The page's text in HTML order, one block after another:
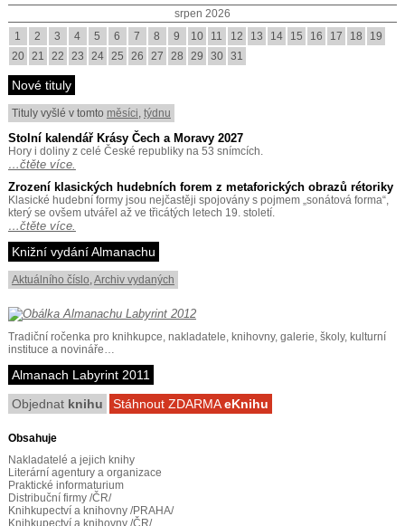
srpen 2026
1
2 3 4 5 6 7 8 9 10 11 12 13 14 15 16 17 18
19
20 21 22 23 24 25 26 27 28 29 30 31
Nové tituly
Tituly vyšlé v tomto měsíci, týdnu
Stolní kalendář Krásy Čech a Moravy 2027
Hory i doliny z celé České republiky na 53 snímcích.
…čtěte více.
Zrození klasických hudebních forem z metaforických obrazů rétoriky
Klasické hudební formy jsou nejčastěji spojovány s pojmem „sonátová forma“,
který se ovšem utvářel až ve třicátých letech 19. století.
…čtěte více.
Knižní vydání Almanachu
Aktuálního číslo,Archiv vydaných
Tradiční ročenka pro knihkupce, nakladatele, knihovny, galerie, školy, kulturní
instituce a novináře…
Almanach Labyrint 2011
Objednat knihu Stáhnout ZDARMAeKnihu
Obsahuje
Nakladatelé a jejich knihy
Literární agentury a organizace
Praktické informaturium
Distribuční firmy /ČR/
Knihkupectví a knihovny /PRAHA/
Knihkupectví a knihovny /ČR/